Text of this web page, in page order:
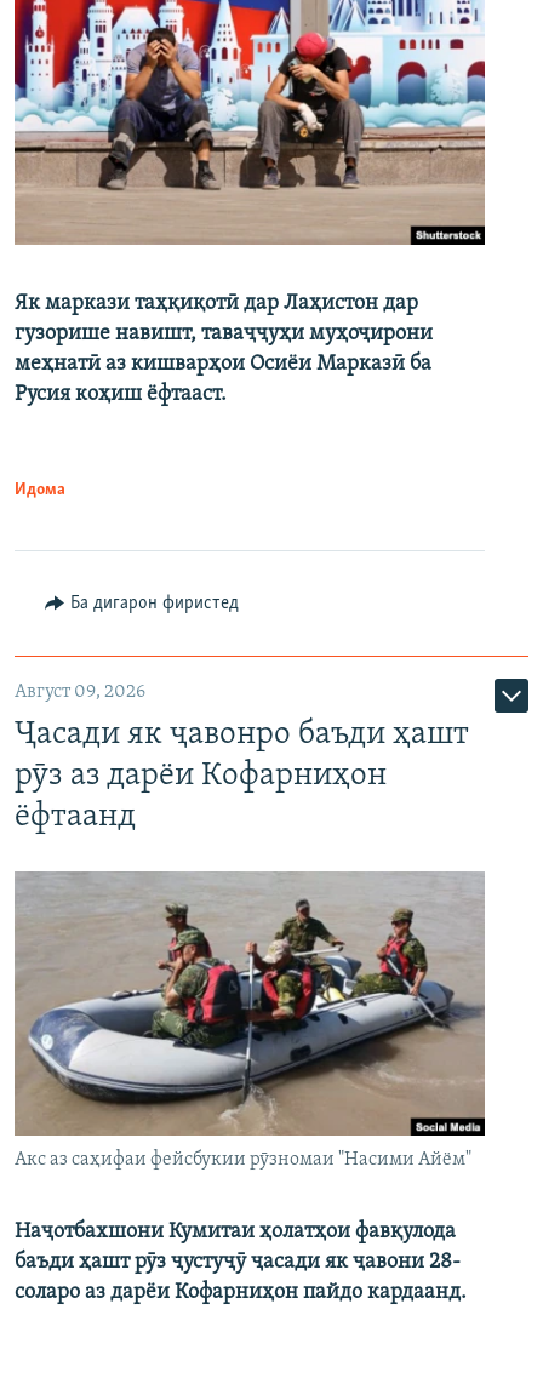
Як маркази таҳқиқотӣ дар Лаҳистон дар
гузорише навишт, таваҷҷуҳи муҳоҷирони
меҳнатӣ аз кишварҳои Осиёи Марказӣ ба
Русия коҳиш ёфтааст.
Идома
Ба дигарон фиристед
Август 09, 2026
Ҷасади як ҷавонро баъди ҳашт
рӯз аз дарёи Кофарниҳон
ёфтаанд
Акс аз саҳифаи фейсбукии рӯзномаи "Насими Айём"
Наҷотбахшони Кумитаи ҳолатҳои фавқулода
баъди ҳашт рӯз ҷустуҷӯ ҷасади як ҷавони 28-
соларо аз дарёи Кофарниҳон пайдо кардаанд.